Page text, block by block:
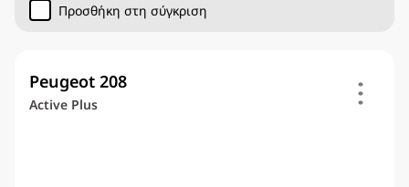
Προσθήκη στη σύγκριση
Peugeot 208
Active Plus